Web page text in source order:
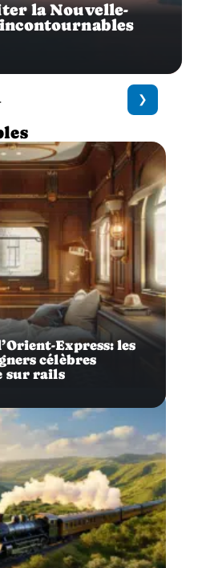
la Nouvelle-
Express: les
célèbres
sur rails